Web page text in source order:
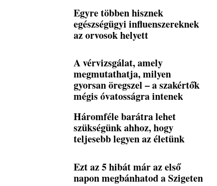
Egyre többen hisznek
egészségügyi influenszereknek
az orvosok helyett
A vérvizsgálat, amely
megmutathatja, milyen
gyorsan öregszel – a szakértők
mégis óvatosságra intenek
Háromféle barátra lehet
szükségünk ahhoz, hogy
teljesebb legyen az életünk
Ezt az 5 hibát már az első
napon megbánhatod a Szigeten